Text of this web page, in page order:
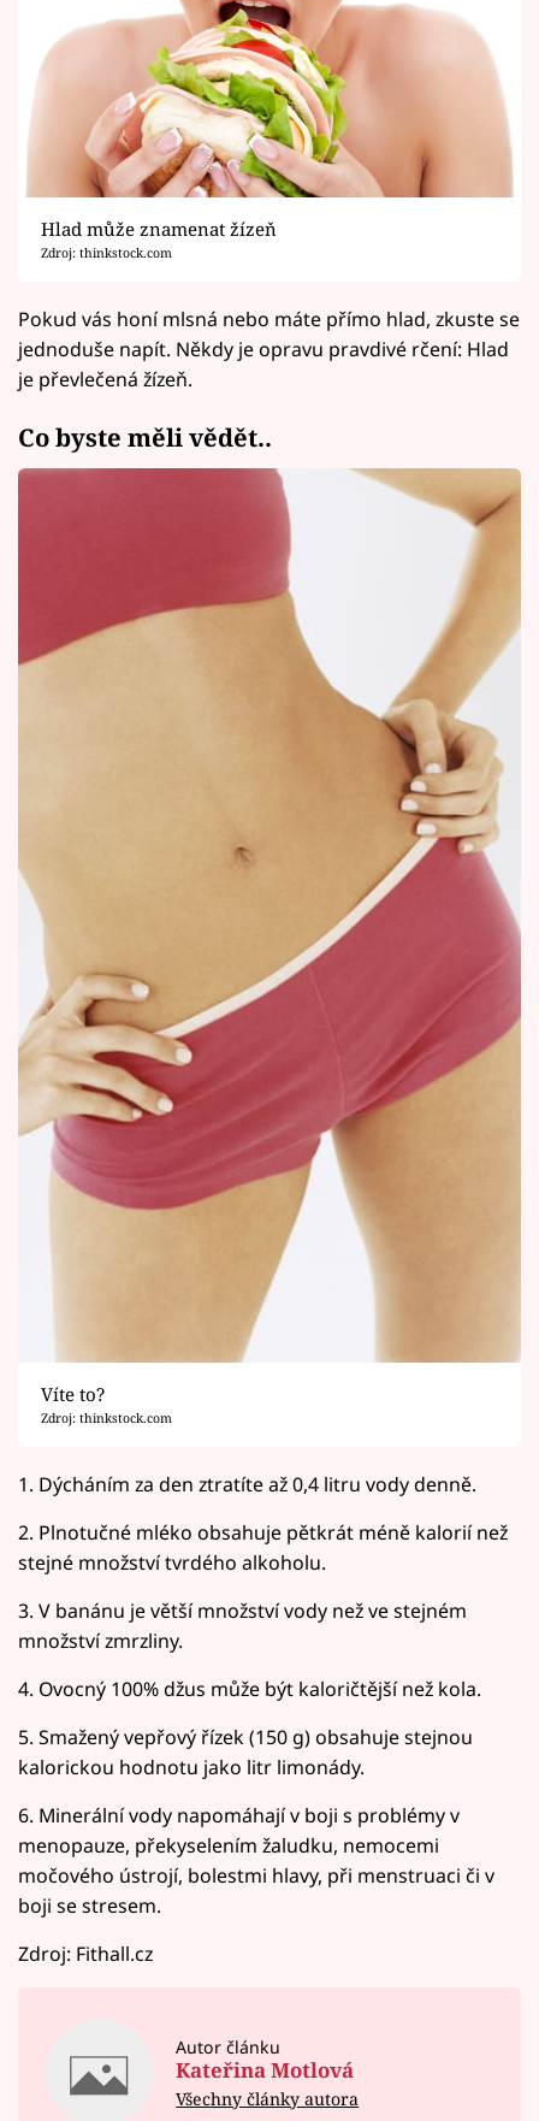
Hlad může znamenat žízeň
Zdroj: thinkstock.com
Pokud vás honí mlsná nebo máte přímo hlad, zkuste se
jednoduše napít. Někdy je opravu pravdivé rčení: Hlad
je převlečená žízeň.
Co byste měli vědět..
Víte to?
Zdroj: thinkstock.com
1. Dýcháním za den ztratíte až 0,4 litru vody denně.
2. Plnotučné mléko obsahuje pětkrát méně kalorií než
stejné množství tvrdého alkoholu.
3. V banánu je větší množství vody než ve stejném
množství zmrzliny.
4. Ovocný 100% džus může být kaloričtější než kola.
5. Smažený vepřový řízek (150 g) obsahuje stejnou
kalorickou hodnotu jako litr limonády.
6. Minerální vody napomáhají v boji s problémy v
menopauze, překyselením žaludku, nemocemi
močového ústrojí, bolestmi hlavy, při menstruaci či v
boji se stresem.
Zdroj: Fithall.cz
Autor článku
Kateřina Motlová
Všechny články autora